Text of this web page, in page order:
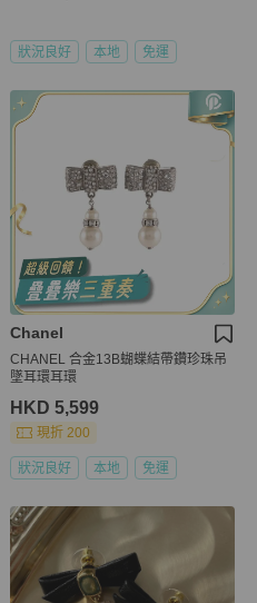
狀況良好 本地 免運
Chanel
CHANEL 合金13B蝴蝶結帶鑽珍珠吊
墜耳環耳環
HKD 5,599
現折 200
狀況良好 本地 免運